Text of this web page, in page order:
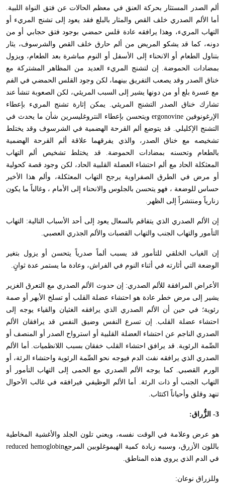
ألم الصدر المستثار بحركة العنق في معظم الحالات عن فتق النواة اللبية.
أما الألم الصدري خلف القص والمثار بالبلع فقد يعود إلى تشنج المريء أو
التهاب المريء، وهذا يرافقه عادة قلس حمضي بوجود فتق حجابي أو من
دونه، كما قد يشكو المريض من ألم حارق خلف القص والشرسوف، يثار
بتناول الطعام أو الانحناء إلى الأسفل أو النوم مباشرة بعد الطعام، ويزول
بمضادات الحموضة. إن لتشنج المريء العديد من المظاهر المشتركة مع
خناق الصدر وقد يصعب التفريق بينهما، لكن وجود القلس الحمضي في الفم
مع عسرة بلع أو من دونها يشير إلى السبب المريئي، لكن الصعوبة تنشأ عند
تشارك خناق الصدر التشنج المريئي. يمكن إثارة تشنج المريء بإعطاء
الإرغونوفين ergonovineويتحسن بإعطاء النتروغليسرين شأن ما يحدث في
التشنج الإكليلي. قد يتوضع ألم القرحة الهضمية في الشرسوف وقد يختلط
تشخيصه مع خناق الصدر، والذي يفرقهما علاقة ألم القرحة الهضمية
بالطعام وتحسنه بمضادات الحموضة. قد يختلط تشخيص ألم التهاب
المعثكلة الحاد مع ألم احتشاء العضلة القلبية الحاد، لكن وجود قصة كحولية
أو مرض في الطرق الصفراوية يرجح التهاب المعثكلة، وألم هذا الأخير
حساس للوضعة ، فهو يتحسن بالجلوس والانحناء إلى الأمام ، وغالباً ما يكون
زنارياً ومنتشراً إلى الظهر.
إن الألم الصدري الذي يتفاقم بالسعال يعود إلى أحد الأسباب التالية: التهاب
التأمور والتهاب الجنب والتهاب القصبات والألم الجذري العصبي.
إن الغياب الخلقي للتأمور قد يسبب ألماً صدرياً يتحسن أو يزول بتغير
الوضعة التي أثارته في أثناء النوم في الفراش، وعادة ما يستمر عدة ثوانٍ.
الأعراض المرافقة للألم الصدري: إن حدوث الألم الصدري مع التعرق الغزير
يشير إلى مرض خطر عادة هو احتشاء عضلة القلب أو تسلخ الأبهر أو صمة
رئوية؛ في حين أن الألم الصدري الذي يرافقه الغثيان والقياء يوجه إلى
احتشاء عضلة القلب. إن تسرع النفس وضيق النفس قد يرافقان الألم
الصدري الناجم عن احتشاء العضلة القلبية أو استرواح الصدر أو المنصف أو
الصِّمة الرئوية. قد يرافق احتشاء القلب خفقان بسبب اللانظميات. أما الألم
الصدري الذي يرافقه نفث الدم فيوجه نحو الصِّمة الرئوية واحتشاء الرئة، أو
الورم القصبي. كما يوجه الألم الصدري مع الحمى إلى التهاب التأمور أو
التهاب الجنب أو ذات الرئة. أما الألم الوظيفي فيرافقه في غالب الأحوال
تنهد وقلق وأحياناً اكتئاب.
3- الزُّراق:
هو عرض وعلامة في الوقت نفسه، ويعني تلون الجلد والأغشية المخاطية
باللون الأزرق، وسببه زيادة كمية الهيموغلوبين المرجعreduced hemoglobin
في الدم الذي يروي هذه المناطق.
وللزراق نوعان: